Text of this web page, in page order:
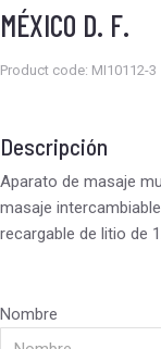
MÉXICO D. F.
Product code: MI10112-3
Descripción
Aparato de masaje
masaje
recargable de litio de
Nombre